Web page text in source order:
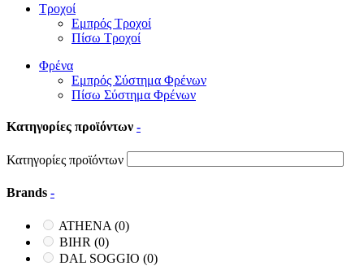
Τροχοί
Εμπρός Τροχοί
Πίσω Τροχοί
Φρένα
Εμπρός Σύστημα Φρένων
Πίσω Σύστημα Φρένων
Κατηγορίες προϊόντων -
Κατηγορίες προϊόντων
Brands -
ATHENA (0)
BIHR (0)
DAL SOGGIO (0)